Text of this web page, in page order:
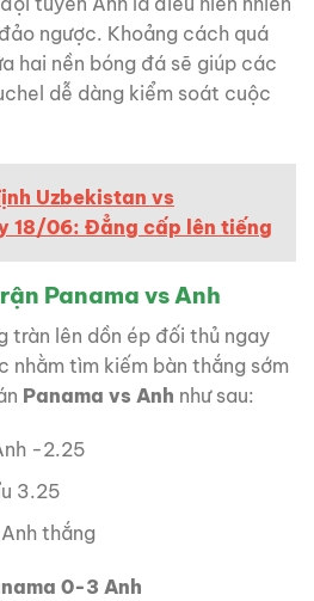
ngược. Khoảng cách quá
hai nền bóng đá sẽ giúp các
dễ dàng kiểm soát cuộc
Uzbekistan vs
18/06: Đẳng cấp lên tiếng
Panama vs Anh
tràn lên dồn ép đối thủ ngay
nhằm tìm kiếm bàn thắng sớm
Panama vs Anh như sau:
-2.25
3.25
thắng
0-3 Anh